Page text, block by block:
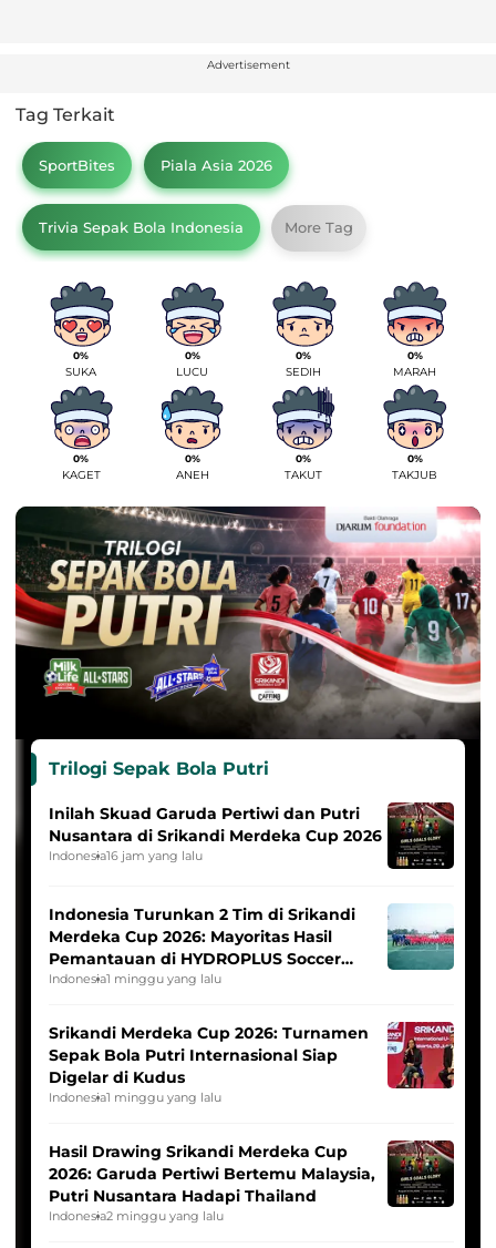
Advertisement
Tag Terkait
SportBites Piala Asia 2026
Trivia Sepak Bola Indonesia More Tag
0%
SUKA
0%
LUCU
0%
SEDIH
0%
MARAH
0%
KAGET
0%
ANEH
0%
TAKUT
0%
TAKJUB
Trilogi Sepak Bola Putri
Inilah Skuad Garuda Pertiwi dan Putri
Nusantara di Srikandi Merdeka Cup 2026
Indonesia16 jam yang lalu
Indonesia Turunkan 2 Tim di Srikandi
Merdeka Cup 2026: Mayoritas Hasil
Pemantauan di HYDROPLUS Soccer
League
Indonesia1 minggu yang lalu
Srikandi Merdeka Cup 2026: Turnamen
Sepak Bola Putri Internasional Siap
Digelar di Kudus
Indonesia1 minggu yang lalu
Hasil Drawing Srikandi Merdeka Cup
2026: Garuda Pertiwi Bertemu Malaysia,
Putri Nusantara Hadapi Thailand
Indonesia2 minggu yang lalu